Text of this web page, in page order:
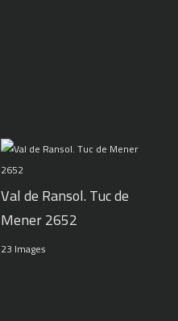
Val de Ransol. Tuc de
Mener 2652
23 Images